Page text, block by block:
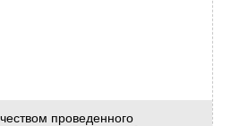
проведенного